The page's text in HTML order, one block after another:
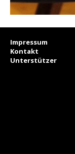
Impressum
Kontakt
Unterstützer